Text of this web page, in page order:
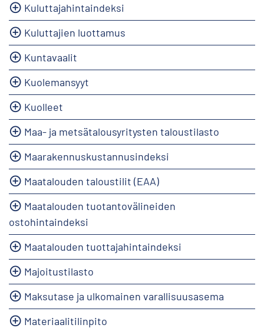
Kuluttajahintaindeksi
Kuluttajien luottamus
Kuntavaalit
Kuolemansyyt
Kuolleet
Maa- ja metsätalousyritysten taloustilasto
Maarakennuskustannusindeksi
Maatalouden taloustilit (EAA)
Maatalouden tuotantovälineiden
ostohintaindeksi
Maatalouden tuottajahintaindeksi
Majoitustilasto
Maksutase ja ulkomainen varallisuusasema
Materiaalitilinpito